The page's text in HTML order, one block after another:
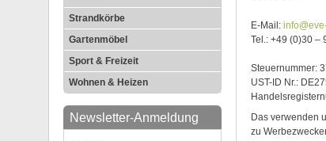
Strandkörbe
Gartenmöbel
Sport & Freizeit
Wohnen & Heizen
Newsletter-Anmeldung
E-Mail:
Tel.: +49 (0)30 –
Steuernummer:
UST-ID Nr.:
Das verwenden
zu